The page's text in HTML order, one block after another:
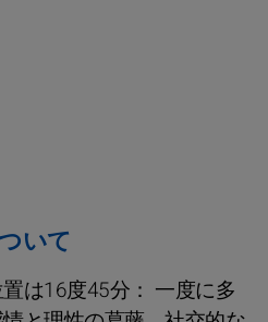
いて
は16度45分： 一度に多